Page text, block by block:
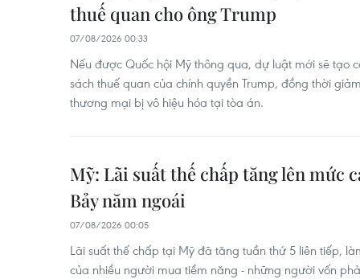
thuế quan cho ông Trump
07/08/2026 00:33
Nếu được Quốc hội Mỹ thông qua, dự luật mới sẽ tạo
sách thuế quan của chính quyền Trump, đồng thời
thương mại bị vô hiệu hóa tại tòa án.
Mỹ: Lãi suất thế chấp tăng lên mức
Bảy năm ngoái
07/08/2026 00:05
Lãi suất thế chấp tại Mỹ đã tăng tuần thứ 5 liên tiếp,
của nhiều người mua tiềm năng - những người vốn